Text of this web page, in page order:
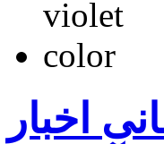
اخبار